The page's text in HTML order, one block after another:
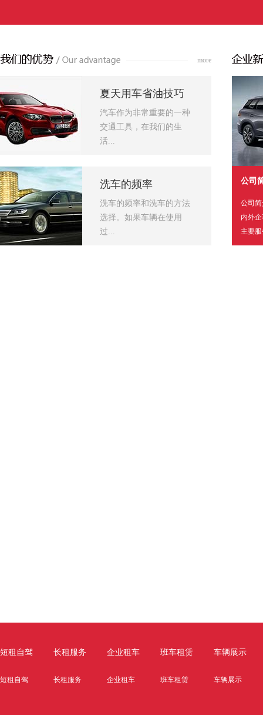
more
夏天用车省油技巧
汽车作为非常重要的一种
交通工具，在我们的生
活...
洗车的频率
洗车的频率和洗车的方法
选择。如果车辆在使用
过...
公司
公司
内外
主要
短租自驾
短租自驾
长租服务
长租服务
企业租车
企业租车
班车租赁
班车租赁
车辆展示
车辆展示